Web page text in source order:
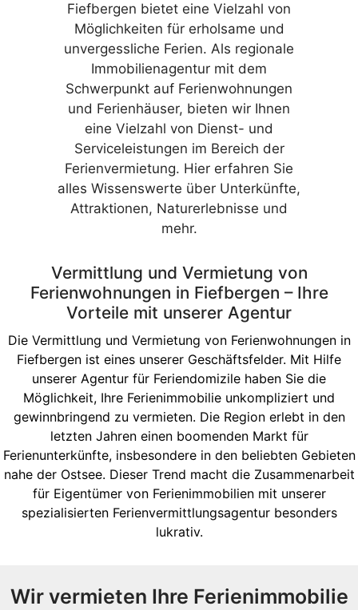
Fiefbergen bietet eine Vielzahl von
Möglichkeiten für erholsame und
unvergessliche Ferien. Als regionale
Immobilienagentur mit dem
Schwerpunkt auf Ferienwohnungen
und Ferienhäuser, bieten wir Ihnen
eine Vielzahl von Dienst- und
Serviceleistungen im Bereich der
Ferienvermietung. Hier erfahren Sie
alles Wissenswerte über Unterkünfte,
Attraktionen, Naturerlebnisse und
mehr.
Vermittlung und Vermietung von
Ferienwohnungen in Fiefbergen – Ihre
Vorteile mit unserer Agentur
Die Vermittlung und Vermietung von Ferienwohnungen in
Fiefbergen ist eines unserer Geschäftsfelder. Mit Hilfe
unserer Agentur für Feriendomizile haben Sie die
Möglichkeit, Ihre Ferienimmobilie unkompliziert und
gewinnbringend zu vermieten. Die Region erlebt in den
letzten Jahren einen boomenden Markt für
Ferienunterkünfte, insbesondere in den beliebten Gebieten
nahe der Ostsee. Dieser Trend macht die Zusammenarbeit
für Eigentümer von Ferienimmobilien mit unserer
spezialisierten Ferienvermittlungsagentur besonders
lukrativ.
Wir vermieten Ihre Ferienimmobilie